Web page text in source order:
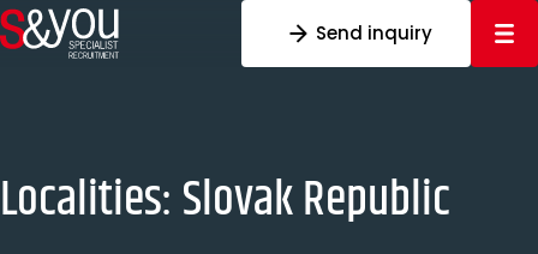
Skip to content
Send inquiry
Localities:Slovak Republic